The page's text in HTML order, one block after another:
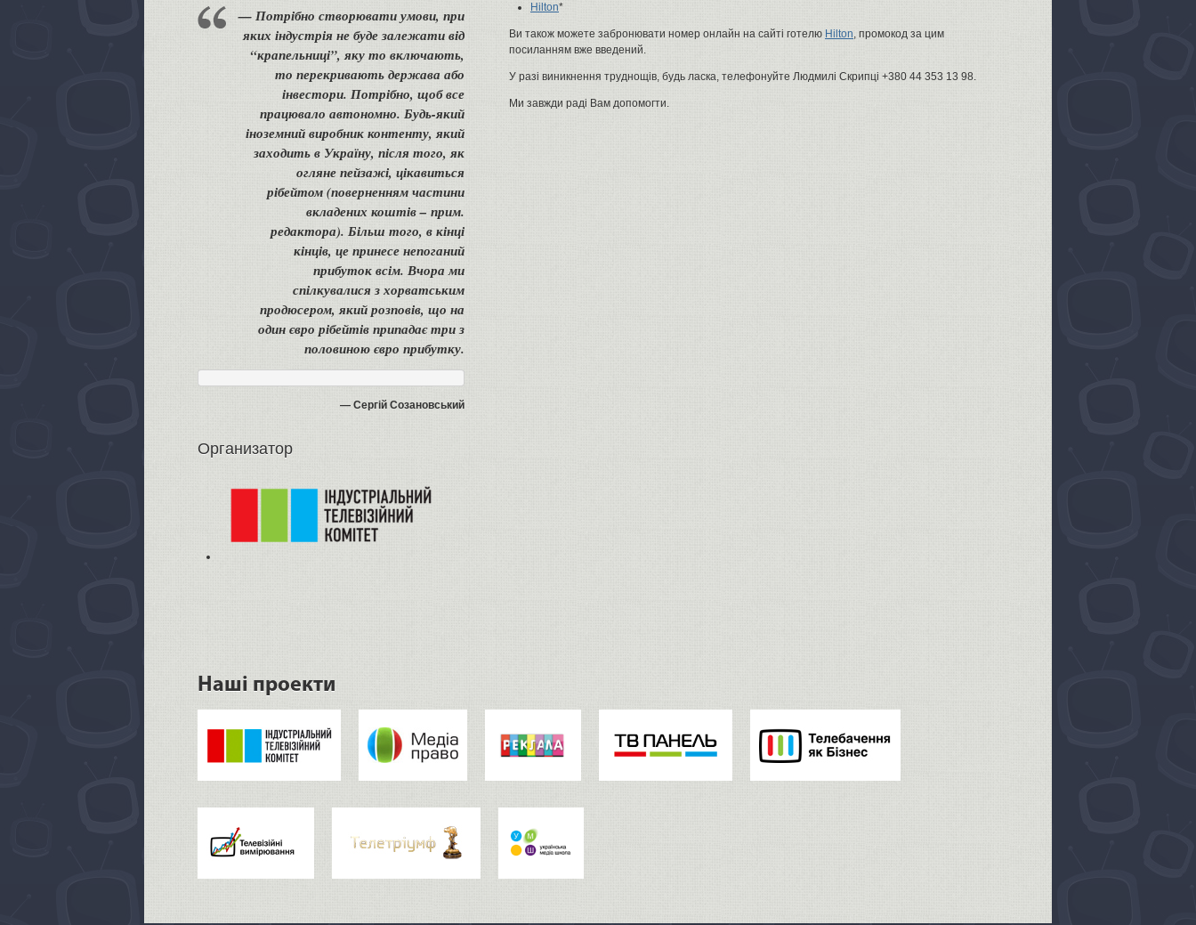
Потрібно створювати умови, при
яких індустрія не буде залежати від
“крапельниці”, яку то включають,
то перекривають держава або
інвестори. Потрібно, щоб все
працювало автономно. Будь-який
іноземний виробник контенту, який
заходить в Україну, після того, як
огляне пейзажі, цікавиться
рібейтом (поверненням частини
вкладених коштів – прим.
редактора). Більш того, в кінці
кінців, це принесе непоганий
прибуток всім. Вчора ми
спілкувалися з хорватським
продюсером, який розповів, що на
один євро рібейтів припадає три з
половиною євро прибутку.
Сергій Созановський
Организатор
Hilton*
Ви також можете забронювати номер онлайн на сайті готелю Hilton, промокод за цим
посиланням вже введений.
У разі виникнення труднощів, будь ласка, телефонуйте Людмилі Скрипці +380 44 353 13 98.
Ми завжди раді Вам допомогти.
Наші проекти